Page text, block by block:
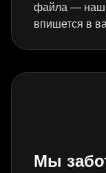
файла — наш
впишется в
Мы